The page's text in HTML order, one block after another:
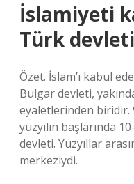
İslamiyeti
Türk
Özet. İslam’ı kabul
Bulgar devleti,
eyaletlerinden biridir.
yüzyılın başlarında
devleti. Yüzyıllar
merkeziydi.